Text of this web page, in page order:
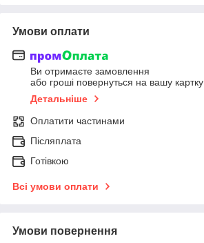
Умови оплати
Ви отримаєте замовлення
або гроші повернуться на вашу картку
Детальніше
Оплатити частинами
Післяплата
Готівкою
Всі умови оплати
Умови повернення